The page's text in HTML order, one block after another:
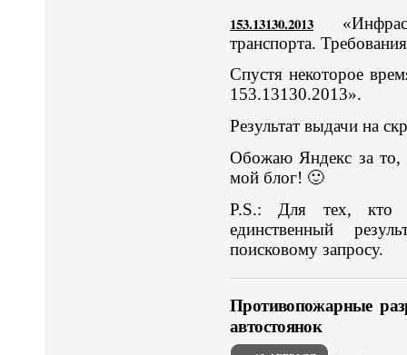
153.13130.2013
транспорта.
Спустя некоторое
153.13130.2013».
Результат выдачи на
Обожаю Яндекс за то,
мой блог! 🙂
P.S.: Для тех,
единственный
поисковому запросу.
Противопожарные
автостоянок